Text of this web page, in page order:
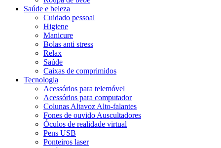
Saúde e beleza
Cuidado pessoal
Higiene
Manicure
Bolas anti stress
Relax
Saúde
Caixas de comprimidos
Tecnologia
Acessórios para telemóvel
Acessórios para computador
Colunas Altavoz Alto-falantes
Fones de ouvido Auscultadores
Óculos de realidade virtual
Pens USB
Ponteiros laser